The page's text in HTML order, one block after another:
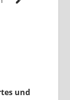
und